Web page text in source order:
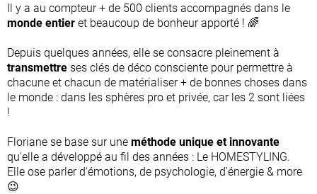
Il y a au compteur + de 500 clients accompagnés dans le
monde entier et beaucoup de bonheur apporté ! 🌈
Depuis quelques années, elle se consacre pleinement à
transmettre ses clés de déco consciente pour permettre à
chacune et chacun de matérialiser + de bonnes choses dans
le monde : dans les sphères pro et privée, car les 2 sont liées
!
Floriane se base sur une méthode unique et innovante
qu'elle a développé au fil des années : Le HOMESTYLING.
Elle ose parler d'émotions, de psychologie, d'énergie & more
😉